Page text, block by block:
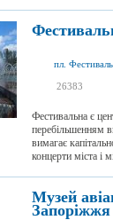
пл.
26383
Фестивальна є
перебільшенням
вимагає
концерти міста і
Музей
Запоріжжя